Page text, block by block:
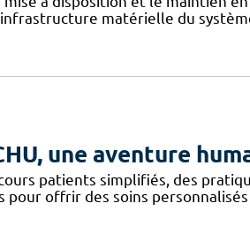
matérielle du
une aventure
patients simplifiés, des
pour offrir des soins